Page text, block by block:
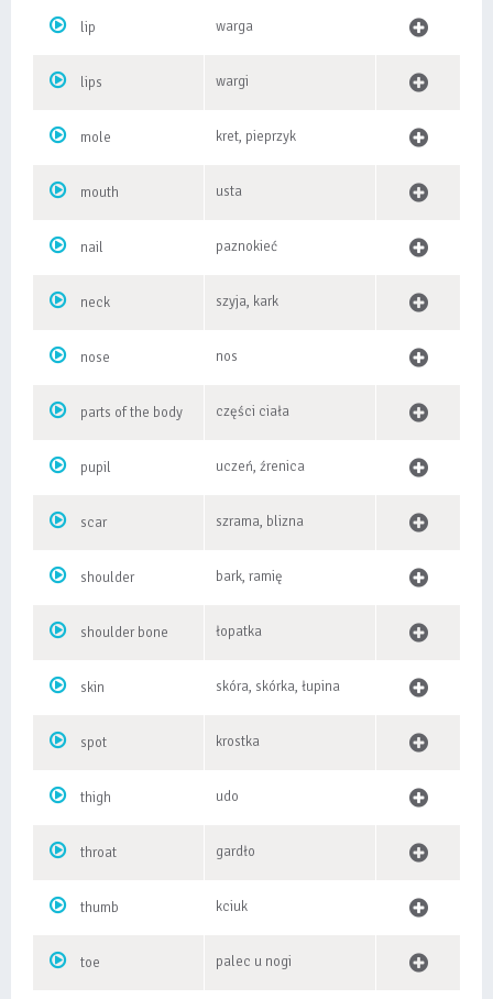
lip warga
lips wargi
mole kret, pieprzyk
mouth usta
nail paznokieć
neck szyja, kark
nose nos
parts of the body części ciała
pupil uczeń, źrenica
scar szrama, blizna
shoulder bark, ramię
shoulder bone łopatka
skin skóra, skórka, łupina
spot krostka
thigh udo
throat gardło
thumb kciuk
toe palec u nogi